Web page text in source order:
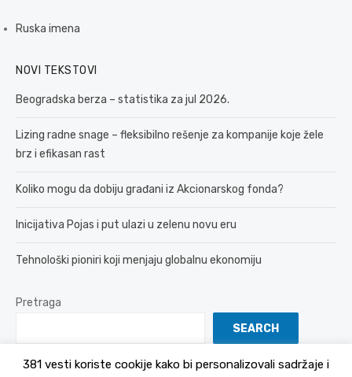
Ruska imena
NOVI TEKSTOVI
Beogradska berza – statistika za jul 2026.
Lizing radne snage – fleksibilno rešenje za kompanije koje žele
brz i efikasan rast
Koliko mogu da dobiju građani iz Akcionarskog fonda?
Inicijativa Pojas i put ulazi u zelenu novu eru
Tehnološki pioniri koji menjaju globalnu ekonomiju
Pretraga
SEARCH
381 vesti koriste cookije kako bi personalizovali sadržaje i